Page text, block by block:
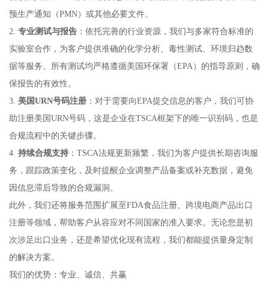
预生产通知（PMN）或其他必要文件。
2. 专业测试与报告：依托完善的行业资源，我们与多家符合标准的
实验室合作，为客户提供准确的化学分析、毒性测试、环境归趋数
据等服务。所有测试均严格遵循美国环保署（EPA）的指导原则，确
保报告的有效性。
3. 美国URN号码注册：对于需要向EPA提交信息的客户，我们可协
助注册美国URN号码，这是企业在TSCA框架下的唯一识别码，也是
合规流程中的关键步骤。
4. 持续合规支持：TSCA法规更新频繁，我们为客户提供长期咨询服
务，跟踪政策变化，及时提醒企业调整产品备案或补充数据，避免
因信息滞后导致的合规漏洞。
此外，我们还将服务范围扩展至FDA食品注册、跨境电商产品出口
注册等领域，帮助客户从容应对不同国家的准入要求。无论您是初
次涉足出口业务，还是希望优化现有流程，我们都能提供量身定制
的解决方案。
我们的优势：专业、诚信、共赢